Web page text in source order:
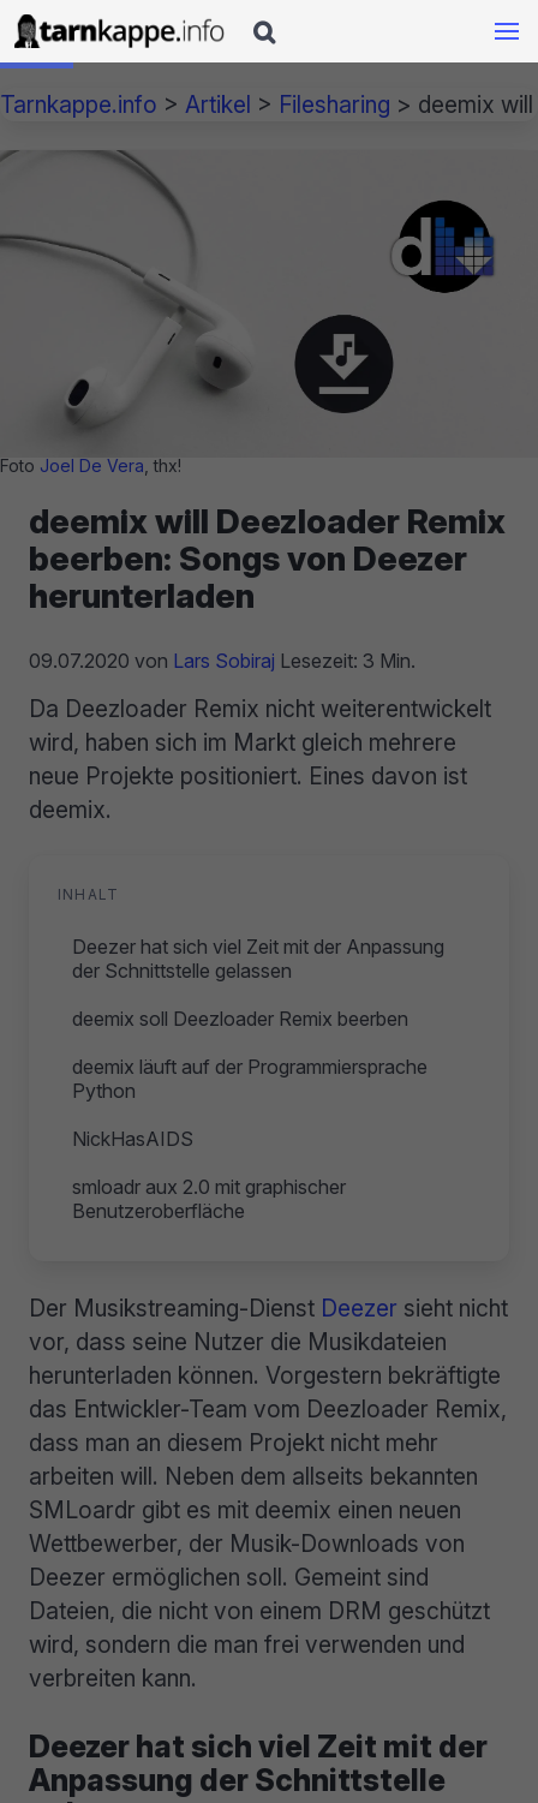

Tarnkappe.info > Artikel > Filesharing > deemix
Foto Joel De Vera , thx!
deemix will Deezloader Remix
beerben: Songs von Deezer
herunterladen
09.07.2020 von Lars Sobiraj Lesezeit: 3 Min.
Da Deezloader Remix nicht weiterentwickelt
wird, haben sich im Markt gleich mehrere
neue Projekte positioniert. Eines davon ist
deemix.
INHALT
Deezer hat sich viel Zeit mit der Anpassung
der Schnittstelle gelassen
deemix soll Deezloader Remix beerben
deemix läuft auf der Programmiersprache
Python
NickHasAIDS
smloadr aux 2.0 mit graphischer
Benutzeroberfläche
Der Musikstreaming-Dienst Deezer sieht nicht
vor, dass seine Nutzer die Musikdateien
herunterladen können. Vorgestern bekräftigte
das Entwickler-Team vom Deezloader Remix,
dass man an diesem Projekt nicht mehr
arbeiten will. Neben dem allseits bekannten
SMLoardr gibt es mit deemix einen neuen
Wettbewerber, der Musik-Downloads von
Deezer ermöglichen soll. Gemeint sind
Dateien, die nicht von einem DRM geschützt
wird, sondern die man frei verwenden und
verbreiten kann.
Deezer hat sich viel Zeit mit der
Anpassung der Schnittstelle